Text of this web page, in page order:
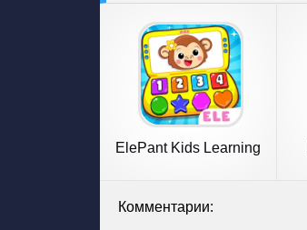
ElePant Kids Learning
Комментарии: